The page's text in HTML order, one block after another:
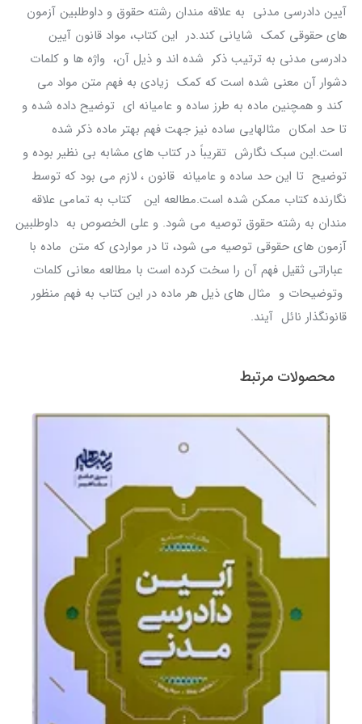
آیین دادرسی مدنی به علاقه مندان رشته حقوق و داوطلبین آزمون
های حقوقی کمک شایانی کند.در این کتاب، مواد قانون آیین
دادرسی مدنی به ترتیب ذکر شده اند و ذیل آن، واژه ها و کلمات
دشوار آن معنی شده است که کمک زیادی به فهم متن مواد می
کند و همچنین ماده به طرز ساده و عامیانه ای توضیح داده شده و
تا حد امکان مثالهایی ساده نیز جهت فهم بهتر ماده ذکر شده
است.این سبک نگارش تقریباً در کتاب های مشابه بی نظیر بوده و
توضیح تا این حد ساده و عامیانه قانون ، لازم می بود که توسط
نگارنده کتاب ممکن شده است.مطالعه این کتاب به تمامی علاقه
مندان به رشته حقوق توصیه می شود. و علی الخصوص به داوطلبین
آزمون های حقوقی توصیه می شود، تا در مواردی که متن ماده با
عباراتی ثقیل فهم آن را سخت کرده است با مطالعه معانی کلمات
وتوضیحات و مثال های ذیل هر ماده در این کتاب به فهم منظور
قانونگذار نائل آیند.
محصولات مرتبط